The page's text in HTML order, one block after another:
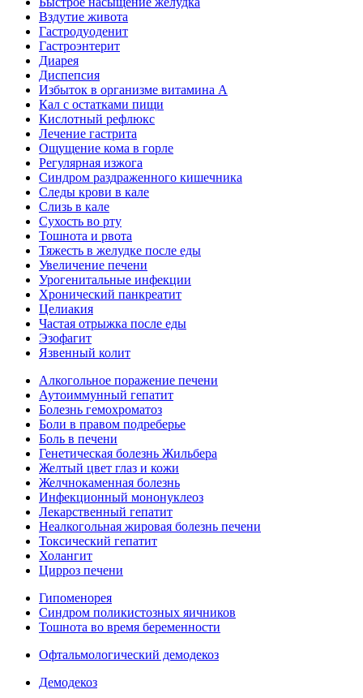
Вздутие живота
Гастродуоденит
Гастроэнтерит
Диарея
Диспепсия
Избыток в организме витамина А
Кал с остатками пищи
Кислотный рефлюкс
Лечение гастрита
Ощущение кома в горле
Регулярная изжога
Синдром раздраженного кишечника
Следы крови в кале
Слизь в кале
Сухость во рту
Тошнота и рвота
Тяжесть в желудке после еды
Увеличение печени
Урогенитальные инфекции
Хронический панкреатит
Целиакия
Частая отрыжка после еды
Эзофагит
Язвенный колит
Алкогольное поражение печени
Аутоиммунный гепатит
Болезнь гемохроматоз
Боли в правом подреберье
Боль в печени
Генетическая болезнь Жильбера
Желтый цвет глаз и кожи
Желчнокаменная болезнь
Инфекционный мононуклеоз
Лекарственный гепатит
Неалкогольная жировая болезнь печени
Токсический гепатит
Холангит
Цирроз печени
Гипоменорея
Синдром поликистозных яичников
Тошнота во время беременности
Офтальмологический демодекоз
Демодекоз